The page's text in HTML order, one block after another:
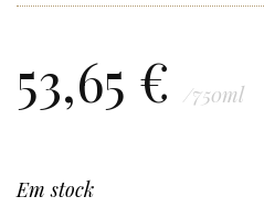
53,65 € /750ml
Em stock